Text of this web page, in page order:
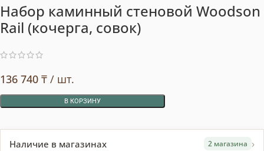
Набор каминный стеновой Woodson
Rail (кочерга, совок)
136 740 ₸ / шт.
В КОРЗИНУ
Наличие в магазинах 2 магазина ›